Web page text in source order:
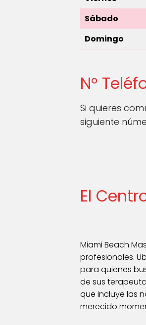
Sábado
Domingo
N°
Si quieres
siguiente
El
Miami Beach
profesionales.
para quienes
de sus
que incluye las
merecido